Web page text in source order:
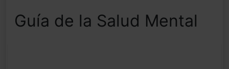
Guía de la Salud Mental